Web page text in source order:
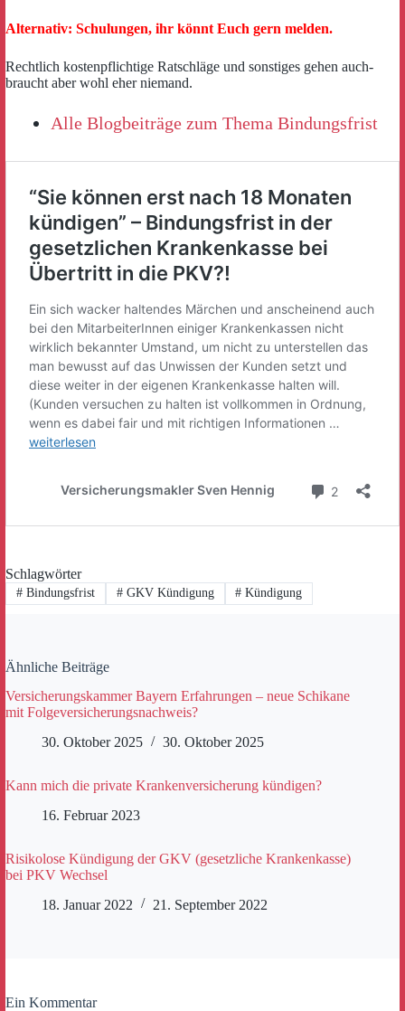
Alternativ: Schulungen, ihr könnt Euch gern melden.
Rechtlich kostenpflichtige Ratschläge und sonstiges gehen auch-
braucht aber wohl eher niemand.
Alle Blogbeiträge zum Thema Bindungsfrist
Schlagwörter
#Bindungsfrist #GKV Kündigung # Kündigung
Ähnliche Beiträge
Versicherungskammer Bayern Erfahrungen – neue Schikane
mit Folgeversicherungsnachweis?
30. Oktober 2025
30. Oktober 2025
Kann mich die private Krankenversicherung kündigen?
16. Februar 2023
Risikolose Kündigung der GKV (gesetzliche Krankenkasse)
bei PKV Wechsel
18. Januar 2022
21. September 2022
Ein Kommentar